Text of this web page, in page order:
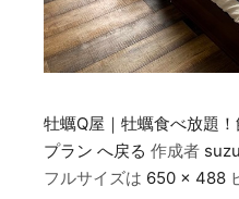
牡蠣Q屋｜牡蠣食べ放題
プラン へ戻る 作成者
フルサイズは 650 × 488